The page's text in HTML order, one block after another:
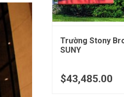
Trường Stony
SUNY
$43,485.00